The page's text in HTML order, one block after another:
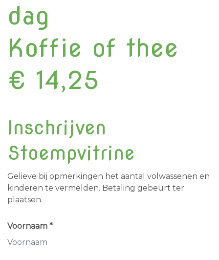
dag
Koffie of thee
€ 14,25
Inschrijven
Stoempvitrine
Gelieve bij opmerkingen het aantal volwassenen en
kinderen te vermelden. Betaling gebeurt ter
plaatsen.
Voornaam *